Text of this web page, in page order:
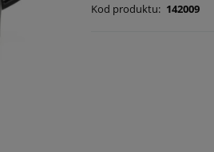
Kod produktu: 142009